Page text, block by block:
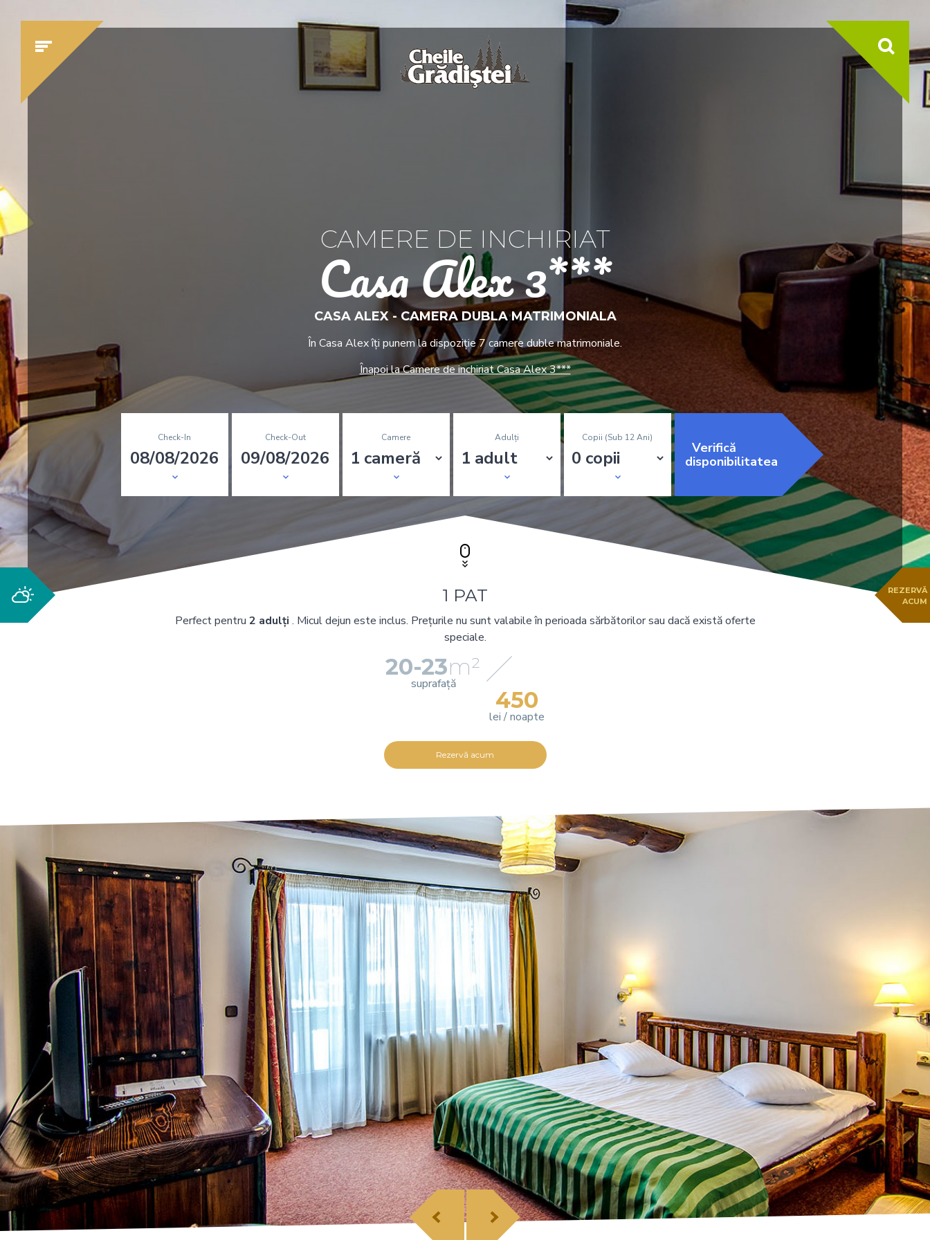
REZERVĂ
ACUM
CAMERE DE INCHIRIAT
Casa Alex 3***
CASA ALEX - CAMERA DUBLA MATRIMONIALA
În Casa Alex îți punem la dispoziție 7 camere duble matrimoniale.
Înapoi la Camere de inchiriat Casa Alex 3***
Check-In Check-Out Camere Adulți Copii (sub 12 Ani)
Verifică
disponibilitatea
1 PAT
Perfect pentru 2 adulți . Micul dejun este inclus. Prețurile nu sunt valabile în perioada sărbătorilor sau dacă există oferte
speciale.
20-23m²
suprafață
450
lei / noapte
Rezervă acum